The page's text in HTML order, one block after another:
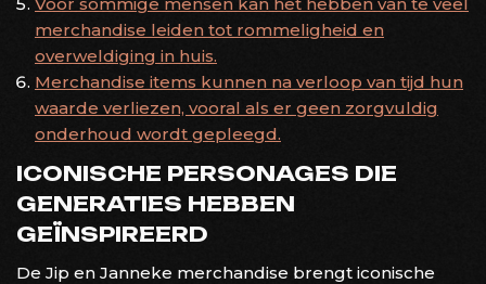
merchandise leiden tot rommeligheid en
overweldiging in huis.
Merchandise items kunnen na verloop van tijd hun
waarde verliezen, vooral als er geen zorgvuldig
onderhoud wordt gepleegd.
ICONISCHE PERSONAGES DIE
GENERATIES HEBBEN
GEÏNSPIREERD
De Jip en Janneke merchandise brengt iconische